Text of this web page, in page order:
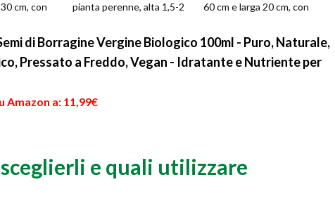
cm, con
ra...
pianta perenne, alta 1,5-2
assu...
60 cm e larga 20 cm, con
con fusti ...
di Borragine Vergine Biologico 100ml - Puro, Naturale,
Pressato a Freddo, Vegan - Idratante e Nutriente per
Amazon a: 11,99€
e quali utilizzare